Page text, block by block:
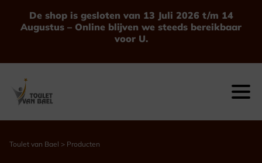
De shop is gesloten van 13 Juli 2026 t/m 14
Augustus – Online blijven we steeds bereikbaar
voor U.
Toulet van Bael > Producten